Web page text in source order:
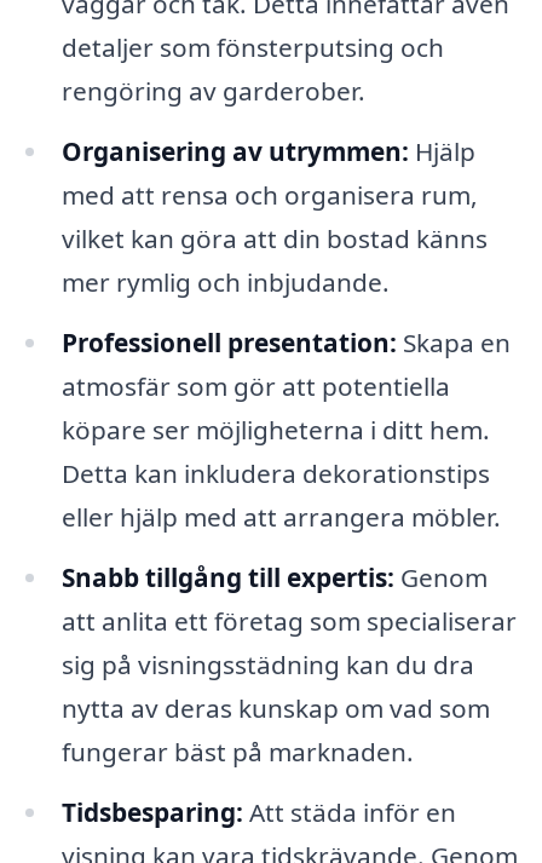
detaljer som fönsterputsing och
rengöring av garderober.
Organisering av utrymmen: Hjälp
med att rensa och organisera rum,
vilket kan göra att din bostad känns
mer rymlig och inbjudande.
Professionell presentation: Skapa en
atmosfär som gör att potentiella
köpare ser möjligheterna i ditt hem.
Detta kan inkludera dekorationstips
eller hjälp med att arrangera möbler.
Snabb tillgång till expertis: Genom
att anlita ett företag som specialiserar
sig på visningsstädning kan du dra
nytta av deras kunskap om vad som
fungerar bäst på marknaden.
Tidsbesparing: Att städa inför en
visning kan vara tidskrävande. Genom